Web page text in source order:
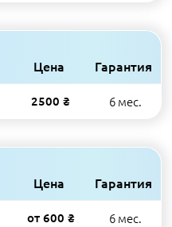
Цена Гарантия
2500 ₴ 6 мес.
Цена Гарантия
от 600 ₴ 6 мес.